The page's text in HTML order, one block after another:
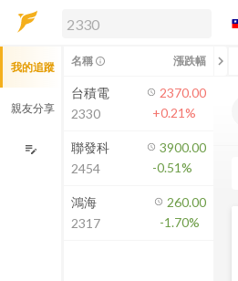
解鎖即時行情及進階功能
方案」，即可解鎖以下功能：
即時行情
即時市況與排行
成交金額熱力圖
前往方案訂閱
如何綁定合作券商
我的追蹤
親友分享
edit_note
名稱 info_outline 漲跌幅 chevron_left
台積電
2330
2370.00
+0.21%
聯發科
2454
3900.00
-0.51%
鴻海
2317
260.00
-1.70%